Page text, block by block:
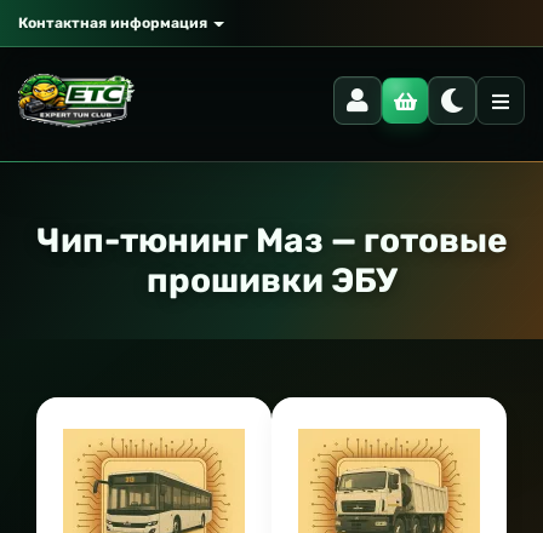
Контактная информация
Чип-тюнинг Маз — готовые
прошивки ЭБУ